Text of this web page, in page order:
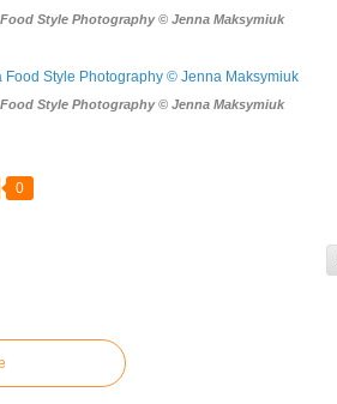
Style Photography © Jenna Maksymiuk
Style Photography © Jenna Maksymiuk
0